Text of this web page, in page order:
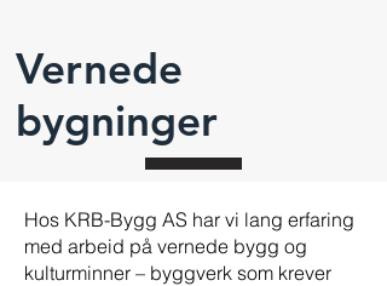
Vernede
bygninger
Hos KRB-Bygg AS har vi lang erfaring
med arbeid på vernede bygg og
kulturminner – byggverk som krever